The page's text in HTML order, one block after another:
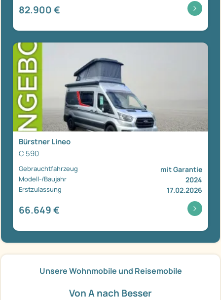
82.900 €
Bürstner Lineo
C 590
Gebrauchtfahrzeug mit Garantie
Modell-/Baujahr 2024
Erstzulassung 17.02.2026
66.649 €
Unsere Wohnmobile und Reisemobile
Von A nach Besser